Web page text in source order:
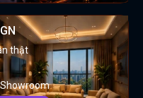
thật
Showroom